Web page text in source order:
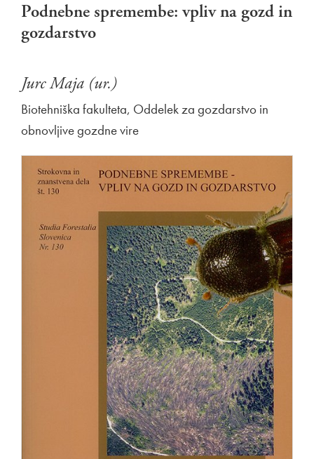
Podnebne spremembe: vpliv na gozd in
gozdarstvo
Jurc Maja (ur.)
Biotehniška fakulteta, Oddelek za gozdarstvo in
obnovljive gozdne vire